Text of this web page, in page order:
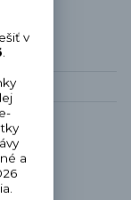
v
.
a